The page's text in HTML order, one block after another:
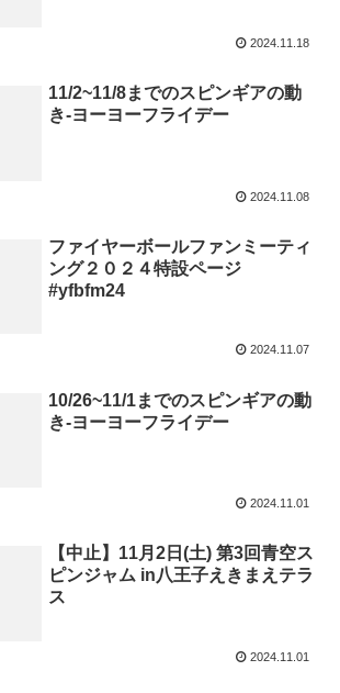
2024.11.18
11/2~11/8までのスピンギアの動
き-ヨーヨーフライデー
2024.11.08
ファイヤーボールファンミーティ
ング２０２４特設ページ
#yfbfm24
2024.11.07
10/26~11/1までのスピンギアの動
き-ヨーヨーフライデー
2024.11.01
【中止】11月2日(土) 第3回青空ス
ピンジャム in八王子えきまえテラ
ス
2024.11.01